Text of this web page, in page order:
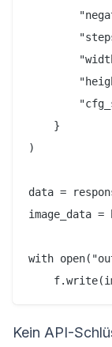
    }
)
data =
image_data
with
Kein API-